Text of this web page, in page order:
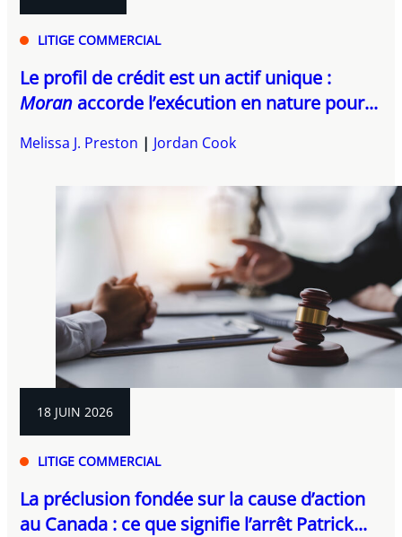
LITIGE COMMERCIAL
Le profil de crédit est un actif unique :
Moran accorde l’exécution en nature pour...
Melissa J. Preston Jordan Cook
18 JUIN 2026
LITIGE COMMERCIAL
La préclusion fondée sur la cause d’action
au Canada : ce que signifie l’arrêt Patrick...